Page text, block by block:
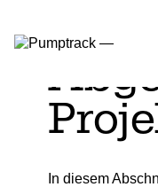
In diesem